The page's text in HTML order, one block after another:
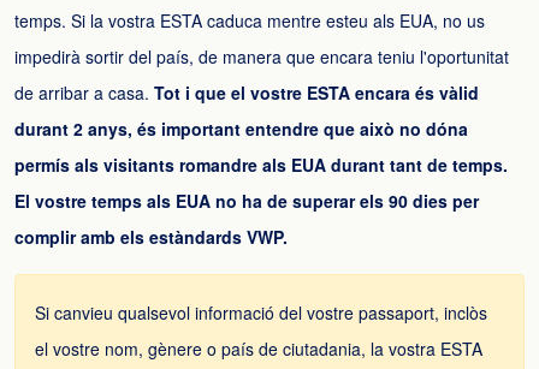
temps. Si la vostra ESTA caduca mentre esteu als EUA, no us
impedirà sortir del país, de manera que encara teniu l'oportunitat
de arribar a casa. Tot i que el vostre ESTA encara és vàlid
durant 2 anys, és important entendre que això no dóna
permís als visitants romandre als EUA durant tant de temps.
El vostre temps als EUA no ha de superar els 90 dies per
complir amb els estàndards VWP.
Si canvieu qualsevol informació del vostre passaport, inclòs
el vostre nom, gènere o país de ciutadania, la vostra ESTA